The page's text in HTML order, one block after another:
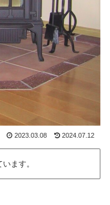
2023.03.08 2024.07.12
ます。